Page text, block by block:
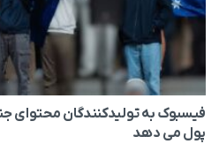
فیسبوک به تولیدکنندگان محتوای
پول می‌ دهد